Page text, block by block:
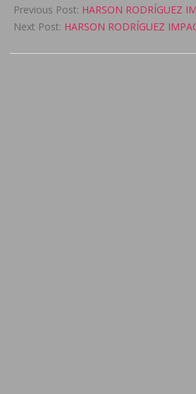
06-
02
Previous Post: HARSON RODRÍGUEZ
Next Post: HARSON RODRÍGUEZ